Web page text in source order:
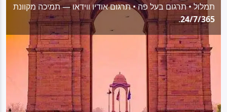
תמלול • תרגום בעל פה • תרגום אודיו ווידאו — תמיכה מקוונת
24/7/365
.